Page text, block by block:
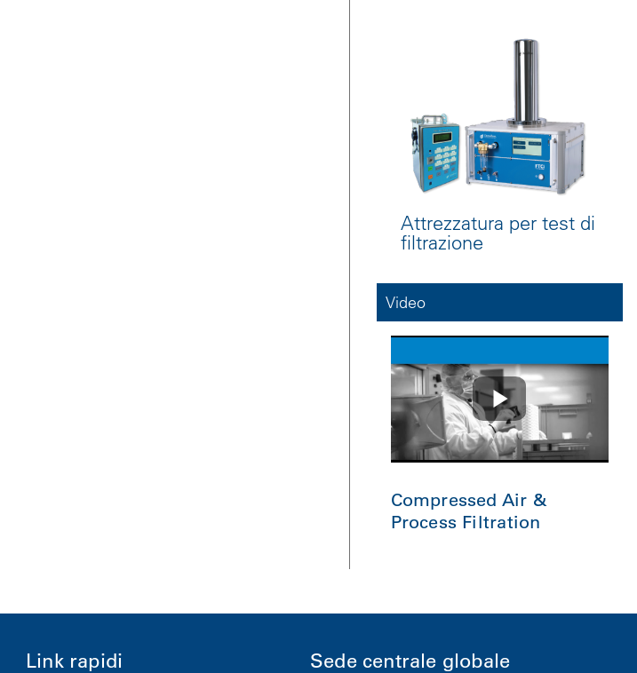
Attrezzatura per test di
filtrazione
Video
Compressed Air &
Process Filtration
Link rapidi Sede centrale globale